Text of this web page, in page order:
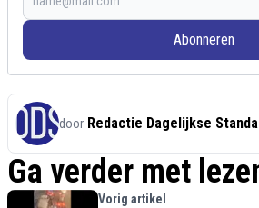
Abonneren
door Redactie Dagelijkse
Ga verder met
Vorig artikel